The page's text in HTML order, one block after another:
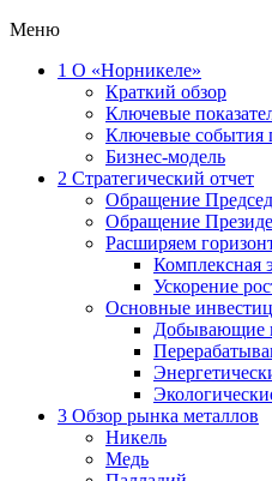
Меню
1 О «Норникеле»
Краткий обзор
Ключевые
Ключевые события
Бизнес-модель
2 Стратегический отчет
Обращение
Обращение
Расширяем
Комплексная
Ускорение
Основные
Добывающие
3 Обзор рынка металлов
Никель
Медь